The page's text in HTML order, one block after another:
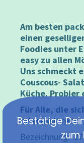
Am besten
einen
Foodies unter
easy zu allen
Uns schmeckt
Couscous-
Küche. Probier
Für Alle, die
interessieren:
Bezeichnung:
Bestätige
zum